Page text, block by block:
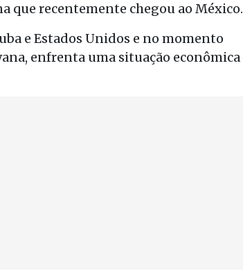
que recentemente chegou ao México.
e Estados Unidos e no momento
enfrenta uma situação econômica